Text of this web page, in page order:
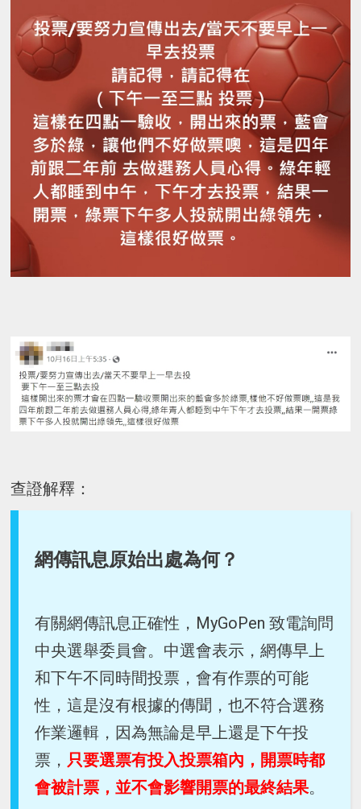
查證解釋：
網傳訊息原始出處為何？
有關網傳訊息正確性，MyGoPen 致電詢問
中央選舉委員會。中選會表示，網傳早上
和下午不同時間投票，會有作票的可能
性，這是沒有根據的傳聞，也不符合選務
作業邏輯，因為無論是早上還是下午投
票， 只要選票有投入投票箱內，開票時都
會被計票，並不會影響開票的最終結果。